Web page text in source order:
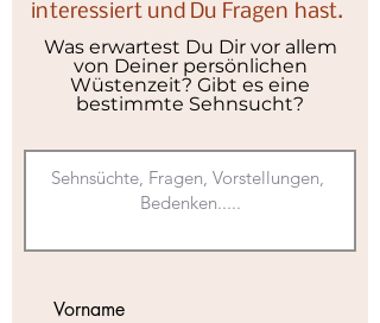
interessiert und Du Fragen hast.
Was erwartest Du Dir vor allem
von Deiner persönlichen
Wüstenzeit? Gibt es eine
bestimmte Sehnsucht?
Vorname